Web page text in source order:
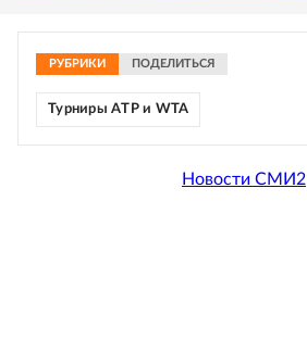
РУБРИКИ ПОДЕЛИТЬСЯ
Турниры ATP и WTA
Новости СМИ2